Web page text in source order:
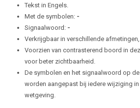
Tekst in Engels.
Met de symbolen: -
Signaalwoord: -
Verkrijgbaar in verschillende
Voorzien van contrasterend boord in
voor beter zichtbaarheid.
De symbolen en het signaalwoord op
worden aangepast bij iedere wijziging in
wetgeving.